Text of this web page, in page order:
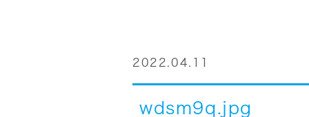
2022.04.11
wdsm9q.jpg